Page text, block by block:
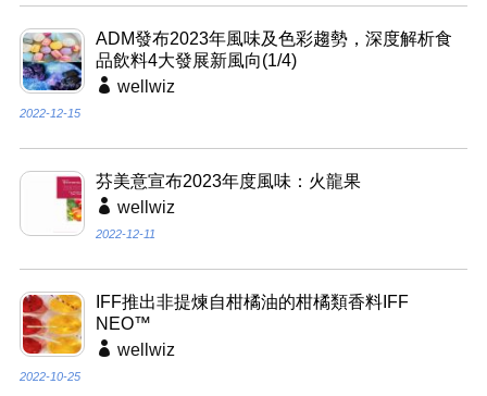
ADM發布2023年風味及色彩趨勢，深度解析食
品飲料4大發展新風向(1/4)
wellwiz
2022-12-15
芬美意宣布2023年度風味：火龍果
wellwiz
2022-12-11
IFF推出非提煉自柑橘油的柑橘類香料IFF
NEO™
wellwiz
2022-10-25